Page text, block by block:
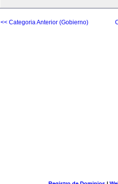
<< Categoria Anterior (Gobierno)